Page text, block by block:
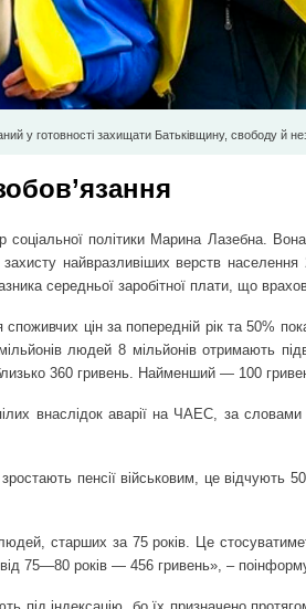
у готовності захищати Батьківщину, свободу й
соціальної політики Марина Лазебна.
найвразливіших верств
середньої заробітної плати, що
цін за попередній рік та 50%
людей 8 мільйонів отримають
360 гривень. Найменший — 100
внаслідок аварії на ЧАЕС, за
пенсії військовим, це відчують
старших за 75 років. Це
75—80 років — 456 гривень», –